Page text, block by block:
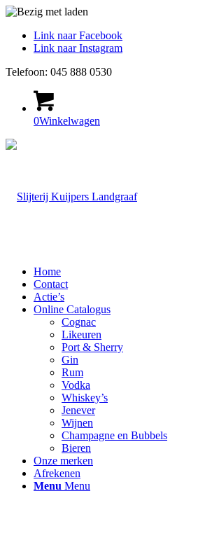
Link naar Facebook
Link naar Instagram
Telefoon: 045 888 0530
0Winkelwagen
Home
Contact
Actie’s
Online Catalogus
Cognac
Likeuren
Port & Sherry
Gin
Rum
Vodka
Whiskey’s
Jenever
Wijnen
Champagne en Bubbels
Bieren
Onze merken
Afrekenen
Menu Menu